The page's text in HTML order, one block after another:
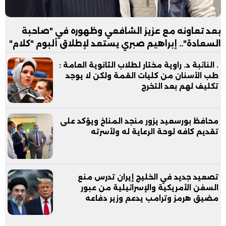
بعد تعاونه مع عزيز الشافعي وظهوره في "صاحبة
السعادة".. إبراهيم صبري يستعد لإطلاق ألبوم "كلام"
. النائبة د. راوية مختار لطلاب الثانوية العامة :
طب الأسنان من كليات القمة ولكن لا يوجد
تكليف لهم بعد التخرج
محافظ بورسعيد يزور منجد المناخ ويؤكد على
تقديم كافه لوحة الرعاية له ولأسرته
تصعيد جديد في الخليج إيران تدرس منع
السفن الأمريكية والإسرائيلية من عبور
مضيق هرمز وترامب يدعم وزير دفاعه